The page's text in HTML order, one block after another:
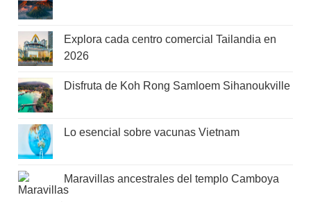
Explora cada centro comercial Tailandia en
2026
Disfruta de Koh Rong Samloem Sihanoukville
Lo esencial sobre vacunas Vietnam
Maravillas ancestrales del templo Camboya